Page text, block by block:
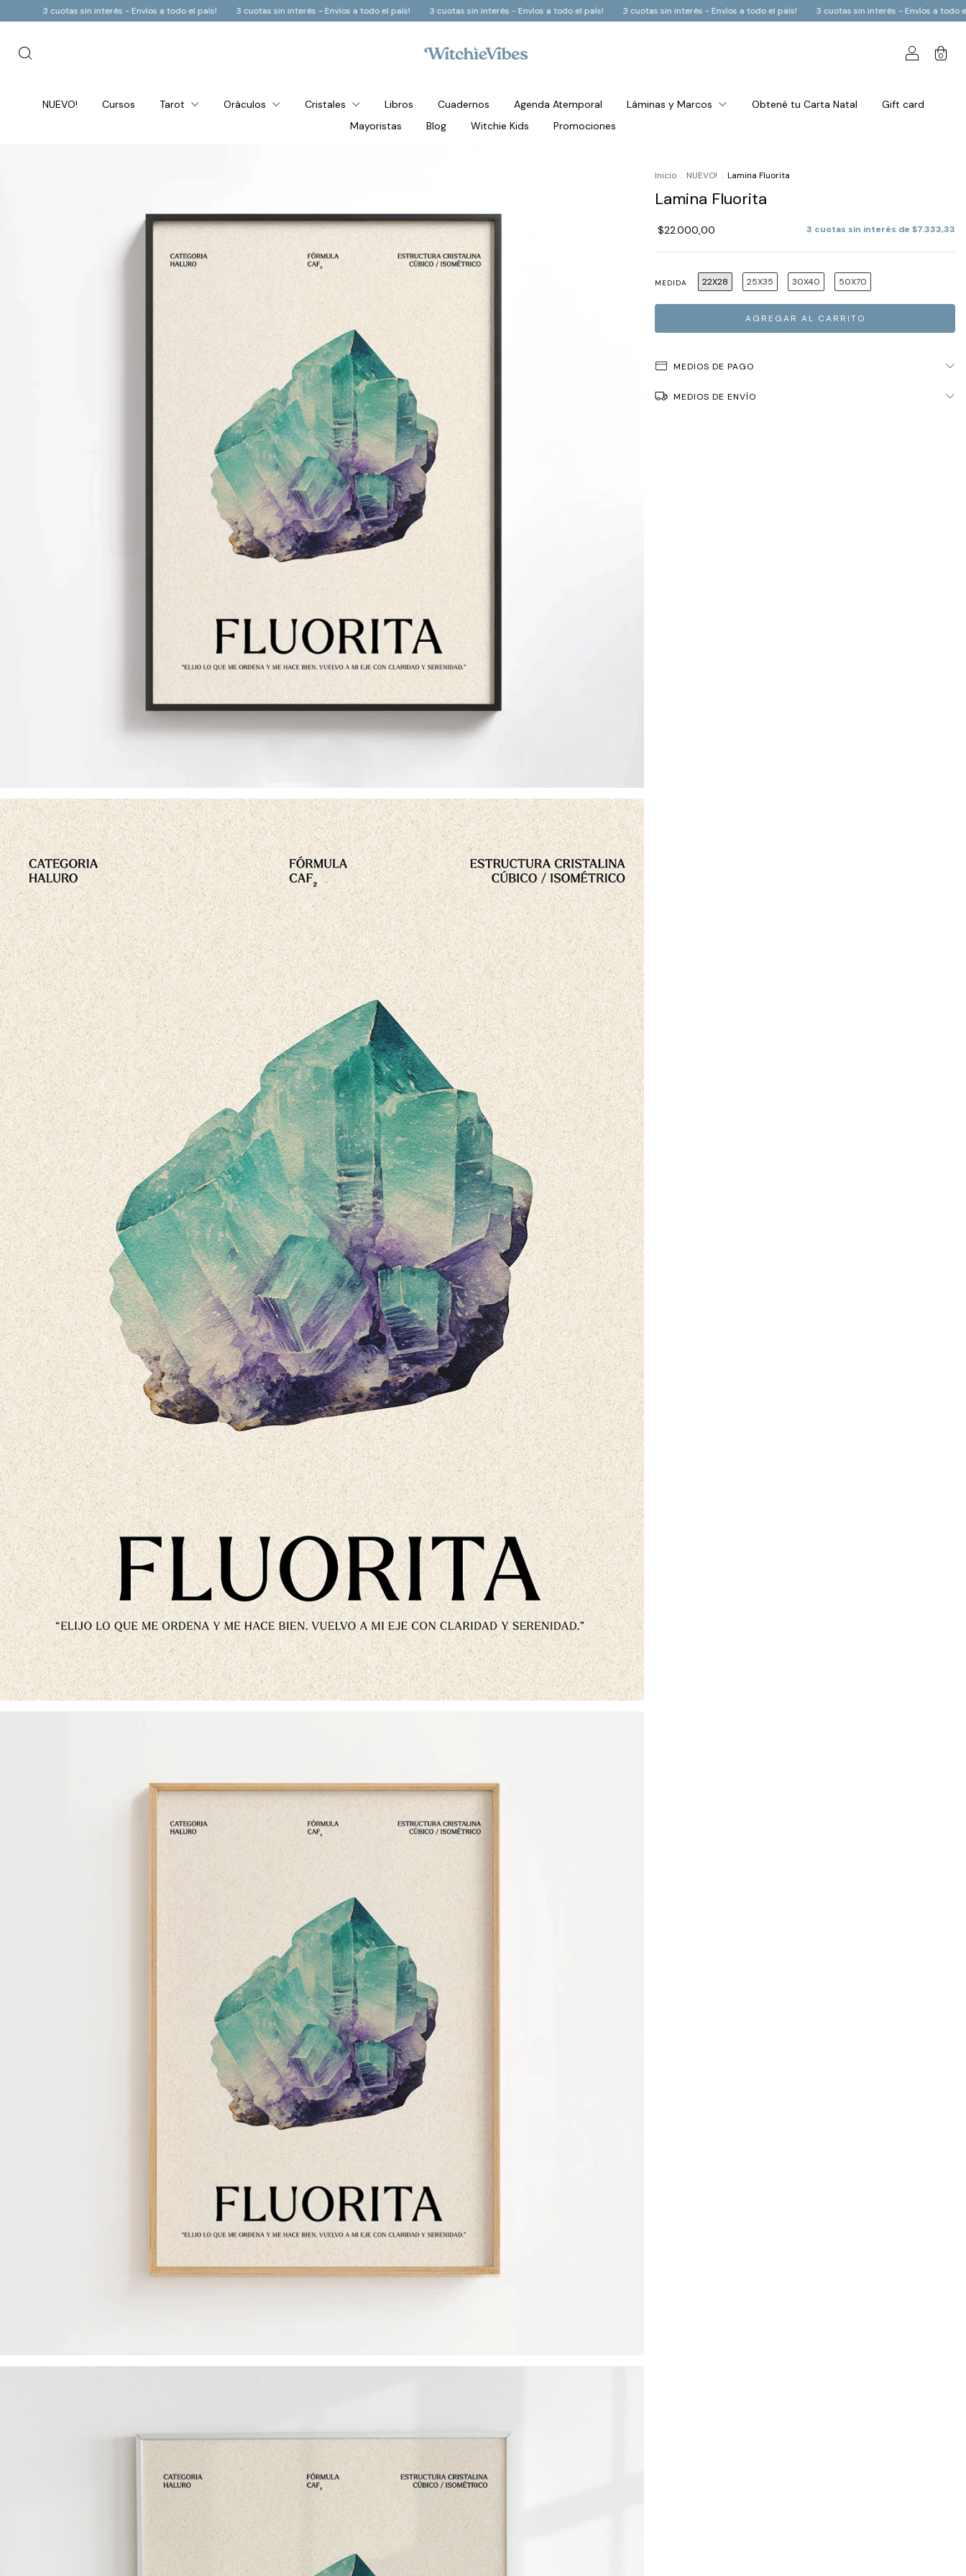
a todo el país! 3 cuotas sin interés - Envíos a todo el país! 3 cuotas sin interés - Envíos a todo el país! 3 cuotas sin interés - Envíos a todo el país! 3 cuotas sin interés - Envíos a todo el país! 3 cuotas sin interés -
0
NUEVO! Cursos Tarot Oráculos Cristales Libros Cuadernos Agenda Atemporal Láminas y Marcos Obtené tu Carta Natal
Gift card
Mayoristas
Blog Witchie Kids Promociones
Inicio . NUEVO! . Lamina Fluorita
Lamina Fluorita
$22.000,00 3 cuotas sin interés de $7.333,33
MEDIDA 22X28 25X35 30X40 50X70
MEDIOS DE PAGO
MEDIOS DE ENVÍO